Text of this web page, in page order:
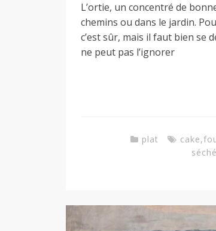
n
L’ortie, un concentré de
chemins ou dans le jardin.
c’est sûr, mais il faut bien se
ne peut pas l’ignorer
plat cake,